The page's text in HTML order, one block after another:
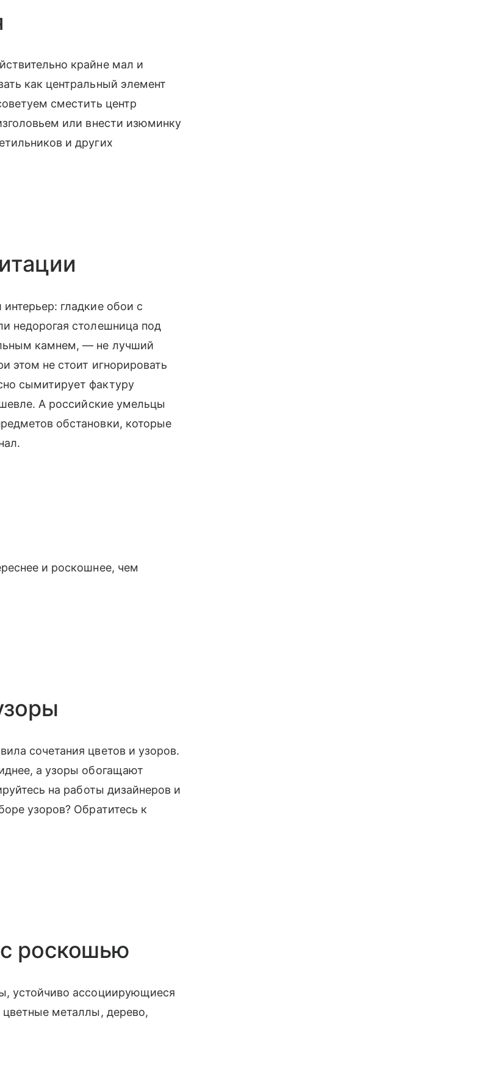
крайне мал и
как центральный элемент
сместить центр
или внести изюминку
и других
гладкие обои с
недорогая столешница под
камнем, — не лучший
этом не стоит игнорировать
сымитирует фактуру
А российские умельцы
обстановки, которые
и роскошнее, чем
сочетания цветов и узоров.
а узоры обогащают
на работы дизайнеров и
узоров? Обратитесь к
роскошью
устойчиво ассоциирующиеся
металлы, дерево,